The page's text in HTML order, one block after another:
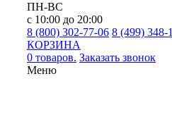
ПН-ВС
с 10:00 до 20:00
8 (800) 302-77-06 8 (499) 348-
КОРЗИНА
0 товаров. Заказать звонок
Меню